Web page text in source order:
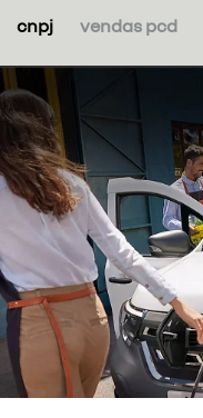
vendas pcd
cnpj